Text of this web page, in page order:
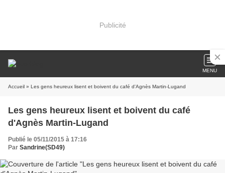
Publicité
MENU
Accueil » Les gens heureux lisent et boivent du café d'Agnès Martin-Lugand
Les gens heureux lisent et boivent du café
d'Agnès Martin-Lugand
Publié le 05/11/2015 à 17:16
Par Sandrine(SD49)